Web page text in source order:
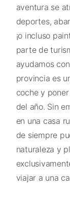
aventura se
deportes,
¡o incluso
parte de
ayudamos
provincia es
coche y
del año. Sin
en una casa
de siempre
naturaleza y
viajar a una